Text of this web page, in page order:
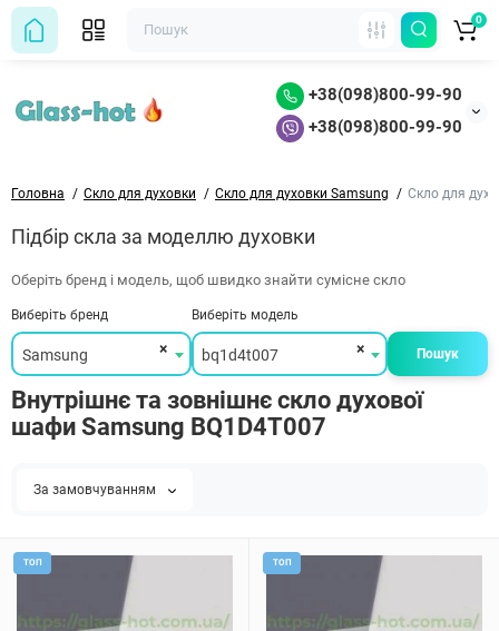
+38(098)800-99-90
+38(098)800-99-90
0
Головна Скло для духовки Скло для духовки Samsung Скло для
Підбір скла за моделлю духовки
Оберіть бренд і модель, щоб швидко знайти сумісне скло
Виберіть бренд
×
Samsung
Виберіть модель
×
bq1d4t007 Пошук
Внутрішнє та зовнішнє скло духової
шафи Samsung BQ1D4T007
За замовчуванням
ТОП ТОП